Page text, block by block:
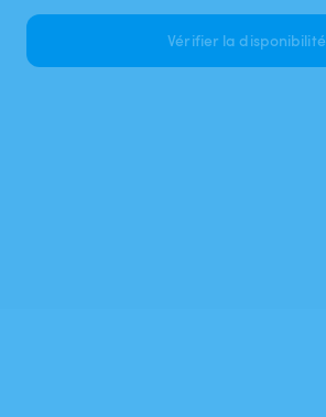
Vérifier la disponibilité